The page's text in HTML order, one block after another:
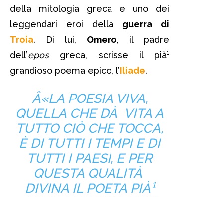
della mitologia greca e uno dei
leggendari eroi della guerra di
Troia. Di lui, Omero, il padre
dell’eposgreca, scrisse il pià¹
grandioso poema epico, l’Iliade.
Â«LA POESIA VIVA,
QUELLA CHE DÀ VITA A
TUTTO CIÒ CHE TOCCA,
È DI TUTTI I TEMPI E DI
TUTTI I PAESI, E PER
QUESTA QUALITÀ
DIVINA IL POETA PIÀ¹